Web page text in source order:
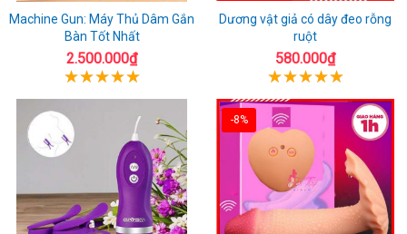
Machine Gun: Máy Thủ Dâm Gắn
Bàn Tốt Nhất
2.500.000₫
Dương vật giả có dây đeo rỗng
ruột
580.000₫
-8%